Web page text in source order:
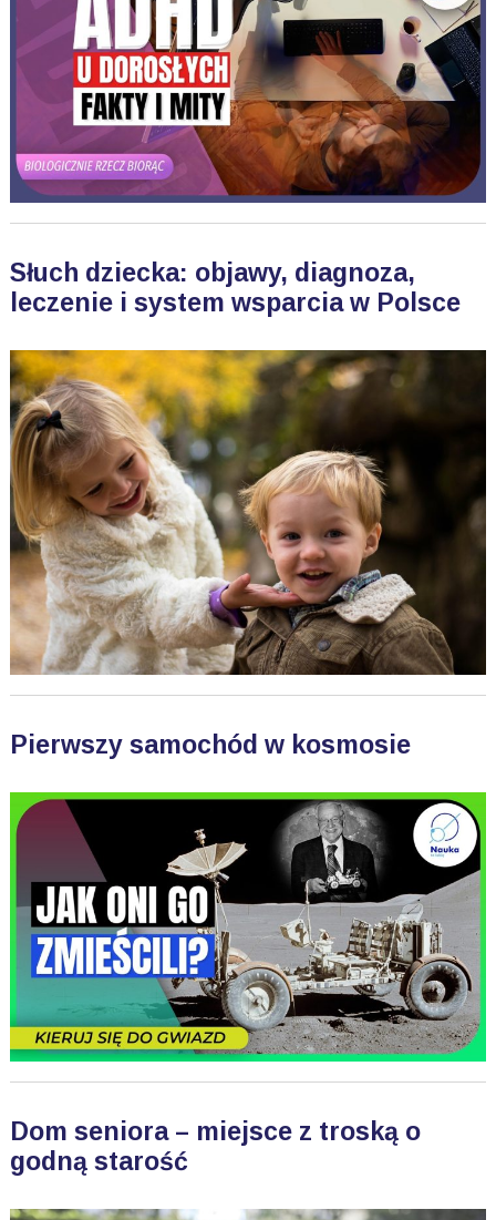
Słuch dziecka: objawy, diagnoza,
leczenie i system wsparcia w Polsce
Pierwszy samochód w kosmosie
Dom seniora – miejsce z troską o
godną starość